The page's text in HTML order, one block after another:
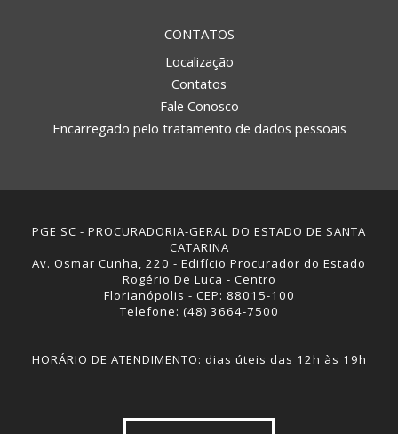
CONTATOS
Localização
Contatos
Fale Conosco
Encarregado pelo tratamento de dados pessoais
PGE SC - PROCURADORIA-GERAL DO ESTADO DE SANTA
CATARINA
Av. Osmar Cunha, 220 - Edifício Procurador do Estado
Rogério De Luca - Centro
Florianópolis - CEP: 88015-100
Telefone: (48) 3664-7500
HORÁRIO DE ATENDIMENTO: dias úteis das 12h às 19h